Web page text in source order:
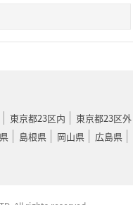
東京都23区内 東京都23区外
島根県 岡山県 広島県